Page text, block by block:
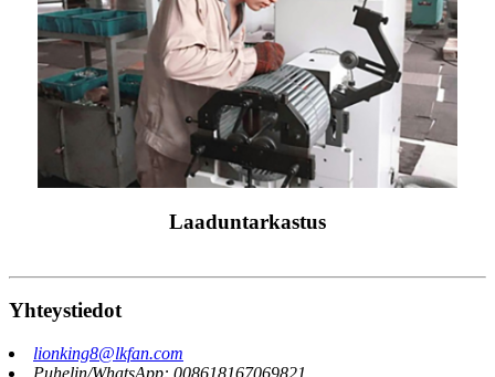
Laaduntarkastus
Yhteystiedot
lionking8@lkfan.com